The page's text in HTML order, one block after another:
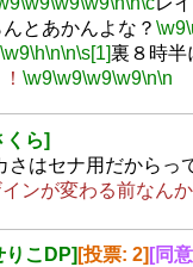
とあかんよな？ \w9
\w9\h\n\n\s[1]裏８時半
\w9\w9\w9\w9\n\n
くら]
さはセナ用だからっ
ンが変わる前なんか
りこDP] [投票: 2] [同